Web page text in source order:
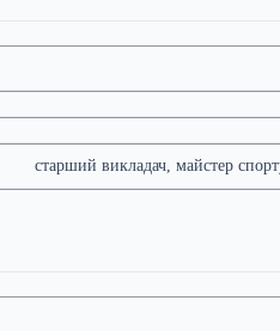
старший викладач, майстер